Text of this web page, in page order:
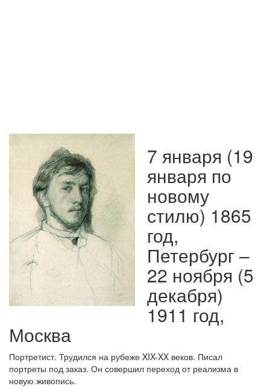
7 января (19
января по
новому
стилю) 1865
год,
Петербург –
22 ноября (5
декабря)
1911 год,
Москва
Портретист. Трудился на рубеже XIX-XX веков. Писал
портреты под заказ. Он совершил переход от реализма в
новую живопись.